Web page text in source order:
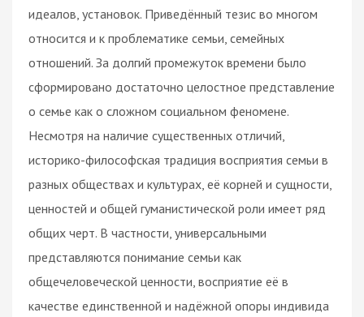
идеалов, установок. Приведённый тезис во многом
относится и к проблематике семьи, семейных
отношений. За долгий промежуток времени было
сформировано достаточно целостное представление
о семье как о сложном социальном феномене.
Несмотря на наличие существенных отличий,
историко-философская традиция восприятия семьи в
разных обществах и культурах, её корней и сущности,
ценностей и общей гуманистической роли имеет ряд
общих черт. В частности, универсальными
представляются понимание семьи как
общечеловеческой ценности, восприятие её в
качестве единственной и надёжной опоры индивида